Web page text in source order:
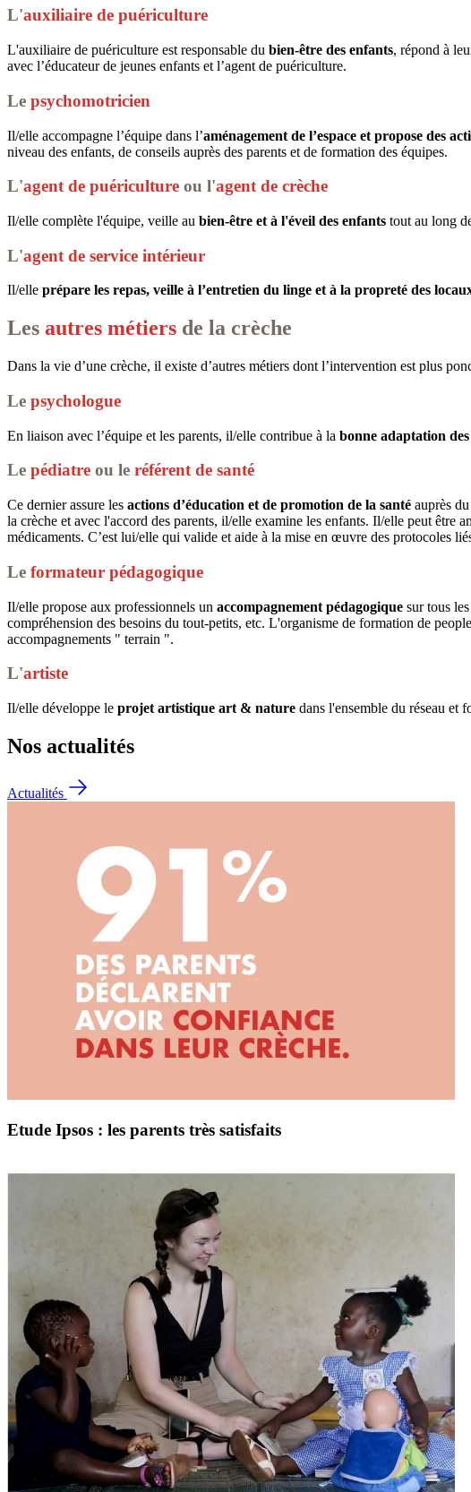
L'auxiliaire de puériculture
L'auxiliaire de puériculture est responsable du bien-être des enfants, répond à
avec l’éducateur de jeunes enfants et l’agent de puériculture.
Le psychomotricien
Il/elle accompagne l’équipe dans l’aménagement de l’espace et propose des
niveau des enfants, de conseils auprès des parents et de formation des équipes.
L'agent de puériculture ou l'agent de crèche
Il/elle complète l'équipe, veille au bien-être et à l'éveil des enfants tout au long
L'agent de service intérieur
Il/elle prépare les repas, veille à l’entretien du linge et à la propreté des
Les autres métiers de la crèche
Dans la vie d’une crèche, il existe d’autres métiers dont l’intervention est plus
Le psychologue
En liaison avec l’équipe et les parents, il/elle contribue à la bonne adaptation
Le pédiatre ou le référent de santé
Ce dernier assure les actions d’éducation et de promotion de la santé auprès
la crèche et avec l'accord des parents, il/elle examine les enfants. Il/elle peut être
médicaments. C’est lui/elle qui valide et aide à la mise en œuvre des protocoles
Le formateur pédagogique
Il/elle propose aux professionnels un accompagnement pédagogique sur tous
compréhension des besoins du tout-petits, etc. L'organisme de formation de
accompagnements " terrain ".
L'artiste
Il/elle développe le projet artistique art & nature dans l'ensemble du réseau et
Nos actualités
Actualités
Etude Ipsos : les parents très satisfaits